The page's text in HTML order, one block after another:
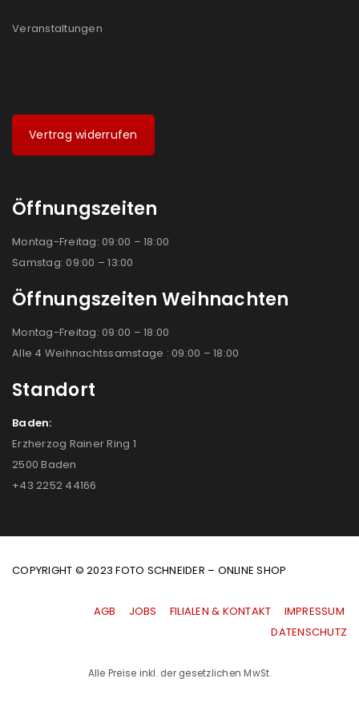
Veranstaltungen
Vertrag widerrufen
Öffnungszeiten
Montag-Freitag: 09:00 – 18:00
Samstag: 09:00 – 13:00
Öffnungszeiten Weihnachten
Montag-Freitag: 09:00 – 18:00
Alle 4 Weihnachtssamstage : 09:00 – 18:00
Standort
Baden:
Erzherzog Rainer Ring 1
2500 Baden
+43 2252 44166
COPYRIGHT © 2023 FOTO SCHNEIDER – ONLINE SHOP
AGB JOBS FILIALEN & KONTAKT
IMPRESSUM
|DATENSCHUTZ
Alle Preise inkl. der gesetzlichen MwSt.